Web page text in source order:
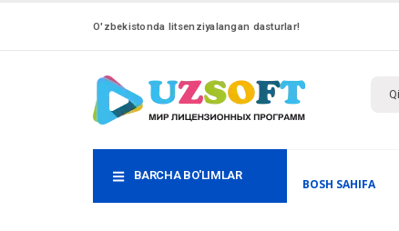
O'zbekistonda litsenziyalangan dasturlar!
BARCHA BO'LIMLAR
BOSH SAHIFA